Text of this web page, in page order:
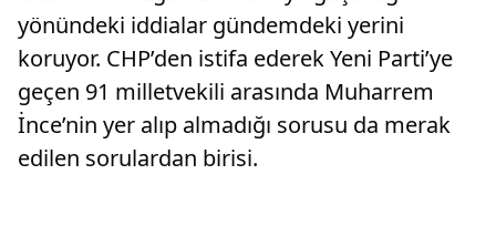
yönündeki iddialar gündemdeki yerini
koruyor. CHP’den istifa ederek Yeni Parti’ye
geçen 91 milletvekili arasında Muharrem
İnce’nin yer alıp almadığı sorusu da merak
edilen sorulardan birisi.